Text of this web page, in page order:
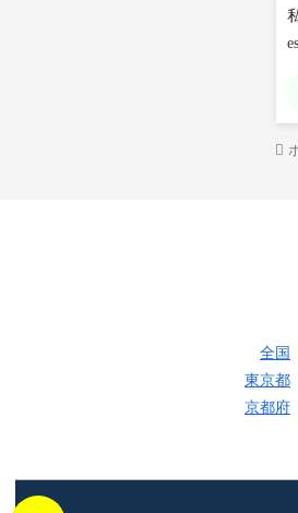
全国
東京都
京都府